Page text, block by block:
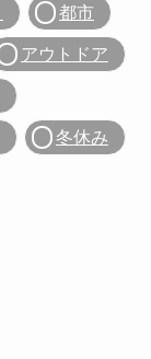
都市
アウトドア
冬休み